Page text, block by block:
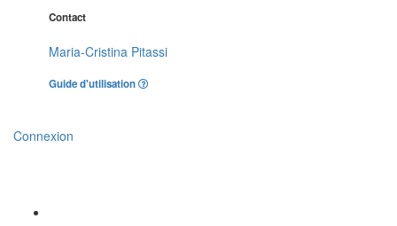
Contact
Maria-Cristina Pitassi
Guide d'utilisation
Connexion